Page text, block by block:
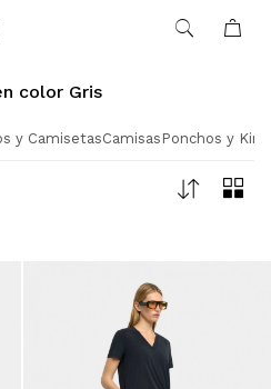
color Gris
y CamisetasCamisas Ponchos y